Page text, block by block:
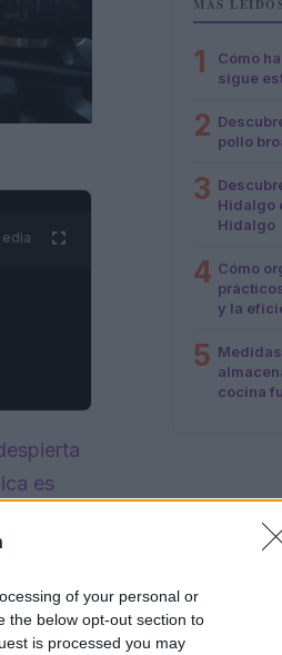
of your personal or
the below opt-out section to
is processed you may
es
y
que
MÁS
1
Cómo
sigue
2 pollo
3 Hidalgo
Hidalgo
4 Cómo
y la
5
cocina